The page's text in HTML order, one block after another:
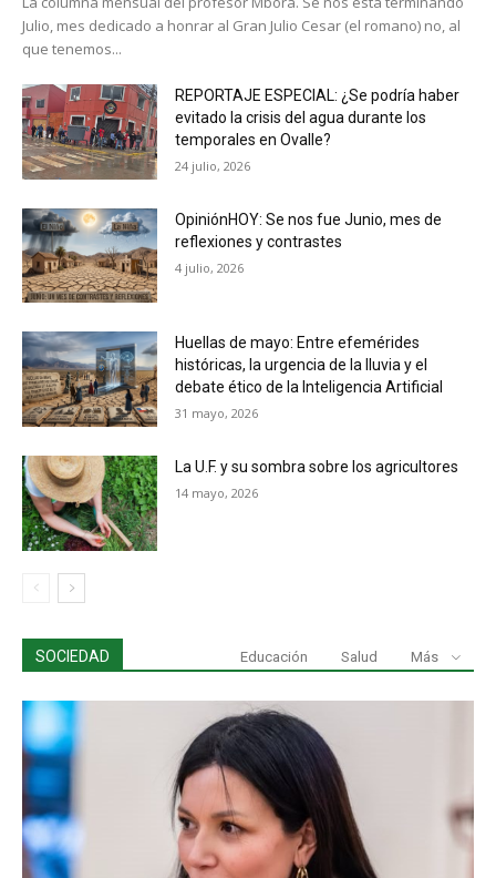
Julio, mes dedicado a honrar al Gran Julio Cesar (el romano) no, al
que tenemos...
REPORTAJE ESPECIAL: ¿Se podría haber
evitado la crisis del agua durante los
temporales en Ovalle?
24 julio, 2026
OpiniónHOY: Se nos fue Junio, mes de
reflexiones y contrastes
4 julio, 2026
Huellas de mayo: Entre efemérides
históricas, la urgencia de la lluvia y el
debate ético de la Inteligencia Artificial
31 mayo, 2026
La U.F. y su sombra sobre los agricultores
14 mayo, 2026
SOCIEDAD Educación Salud Más